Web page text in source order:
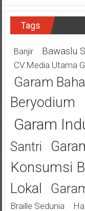
Tags
Banjir Bawaslu
CV.Media Utama
Garam
Beryodium
Garam
Santri
Konsumsi
Lokal
Braille Sedunia